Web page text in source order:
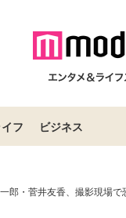
フ ビジネス
郎・菅井友香、撮影現場